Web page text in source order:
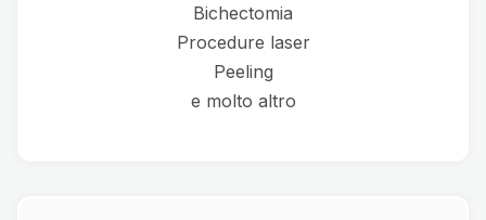
Bichectomia
Procedure laser
Peeling
e molto altro